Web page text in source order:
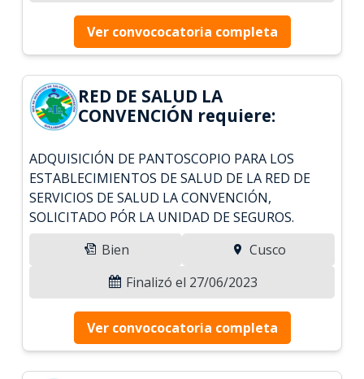
Ver convococatoria completa
RED DE SALUD LA
CONVENCIÓN requiere:
ADQUISICIÓN DE PANTOSCOPIO PARA LOS
ESTABLECIMIENTOS DE SALUD DE LA RED DE
SERVICIOS DE SALUD LA CONVENCIÓN,
SOLICITADO PÓR LA UNIDAD DE SEGUROS.
Bien
Cusco
Finalizó el 27/06/2023
Ver convococatoria completa